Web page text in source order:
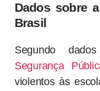
Dados sobre
Brasil
Segundo
Segurança
violentos às